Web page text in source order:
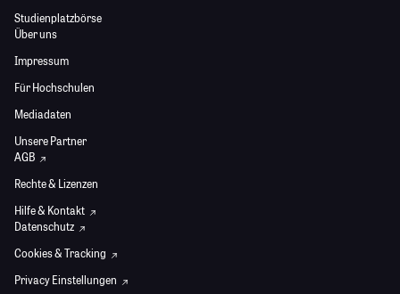
Studienplatzbörse
Über uns
Impressum
Für Hochschulen
Mediadaten
Unsere Partner
AGB
Rechte & Lizenzen
Hilfe & Kontakt
Datenschutz
Cookies & Tracking
Privacy Einstellungen